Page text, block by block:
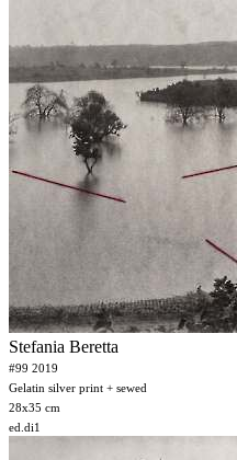
Stefania Beretta
#99 2019
Gelatin silver print + sewed
28x35 cm
ed.di1